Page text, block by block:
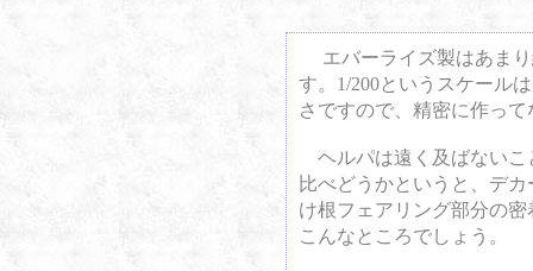
エバーライズ製はあまり
す。1/200というスケール
さですので、精密に作っ
ヘルパは遠く及ばないこ
比べどうかというと、デ
け根フェアリング部分の
こんなところでしょう。